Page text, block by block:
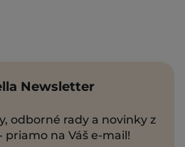
Newsletter
odborné rady a novinky z
priamo na Váš e-mail!